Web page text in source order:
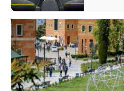
oluyor